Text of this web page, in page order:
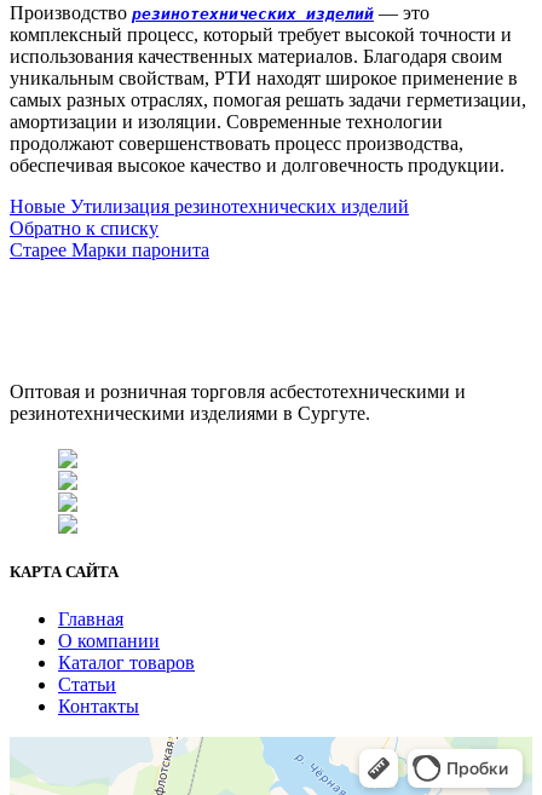
Производство резинотехнических изделий — это
комплексный процесс, который требует высокой точности и
использования качественных материалов. Благодаря своим
уникальным свойствам, РТИ находят широкое применение в
самых разных отраслях, помогая решать задачи герметизации,
амортизации и изоляции. Современные технологии
продолжают совершенствовать процесс производства,
обеспечивая высокое качество и долговечность продукции.
Новые Утилизация резинотехнических изделий
Обратно к списку
Старее Марки паронита
Оптовая и розничная торговля асбестотехническими и
резинотехническими изделиями в Сургуте.
КАРТА САЙТА
Главная
О компании
Каталог товаров
Статьи
Контакты